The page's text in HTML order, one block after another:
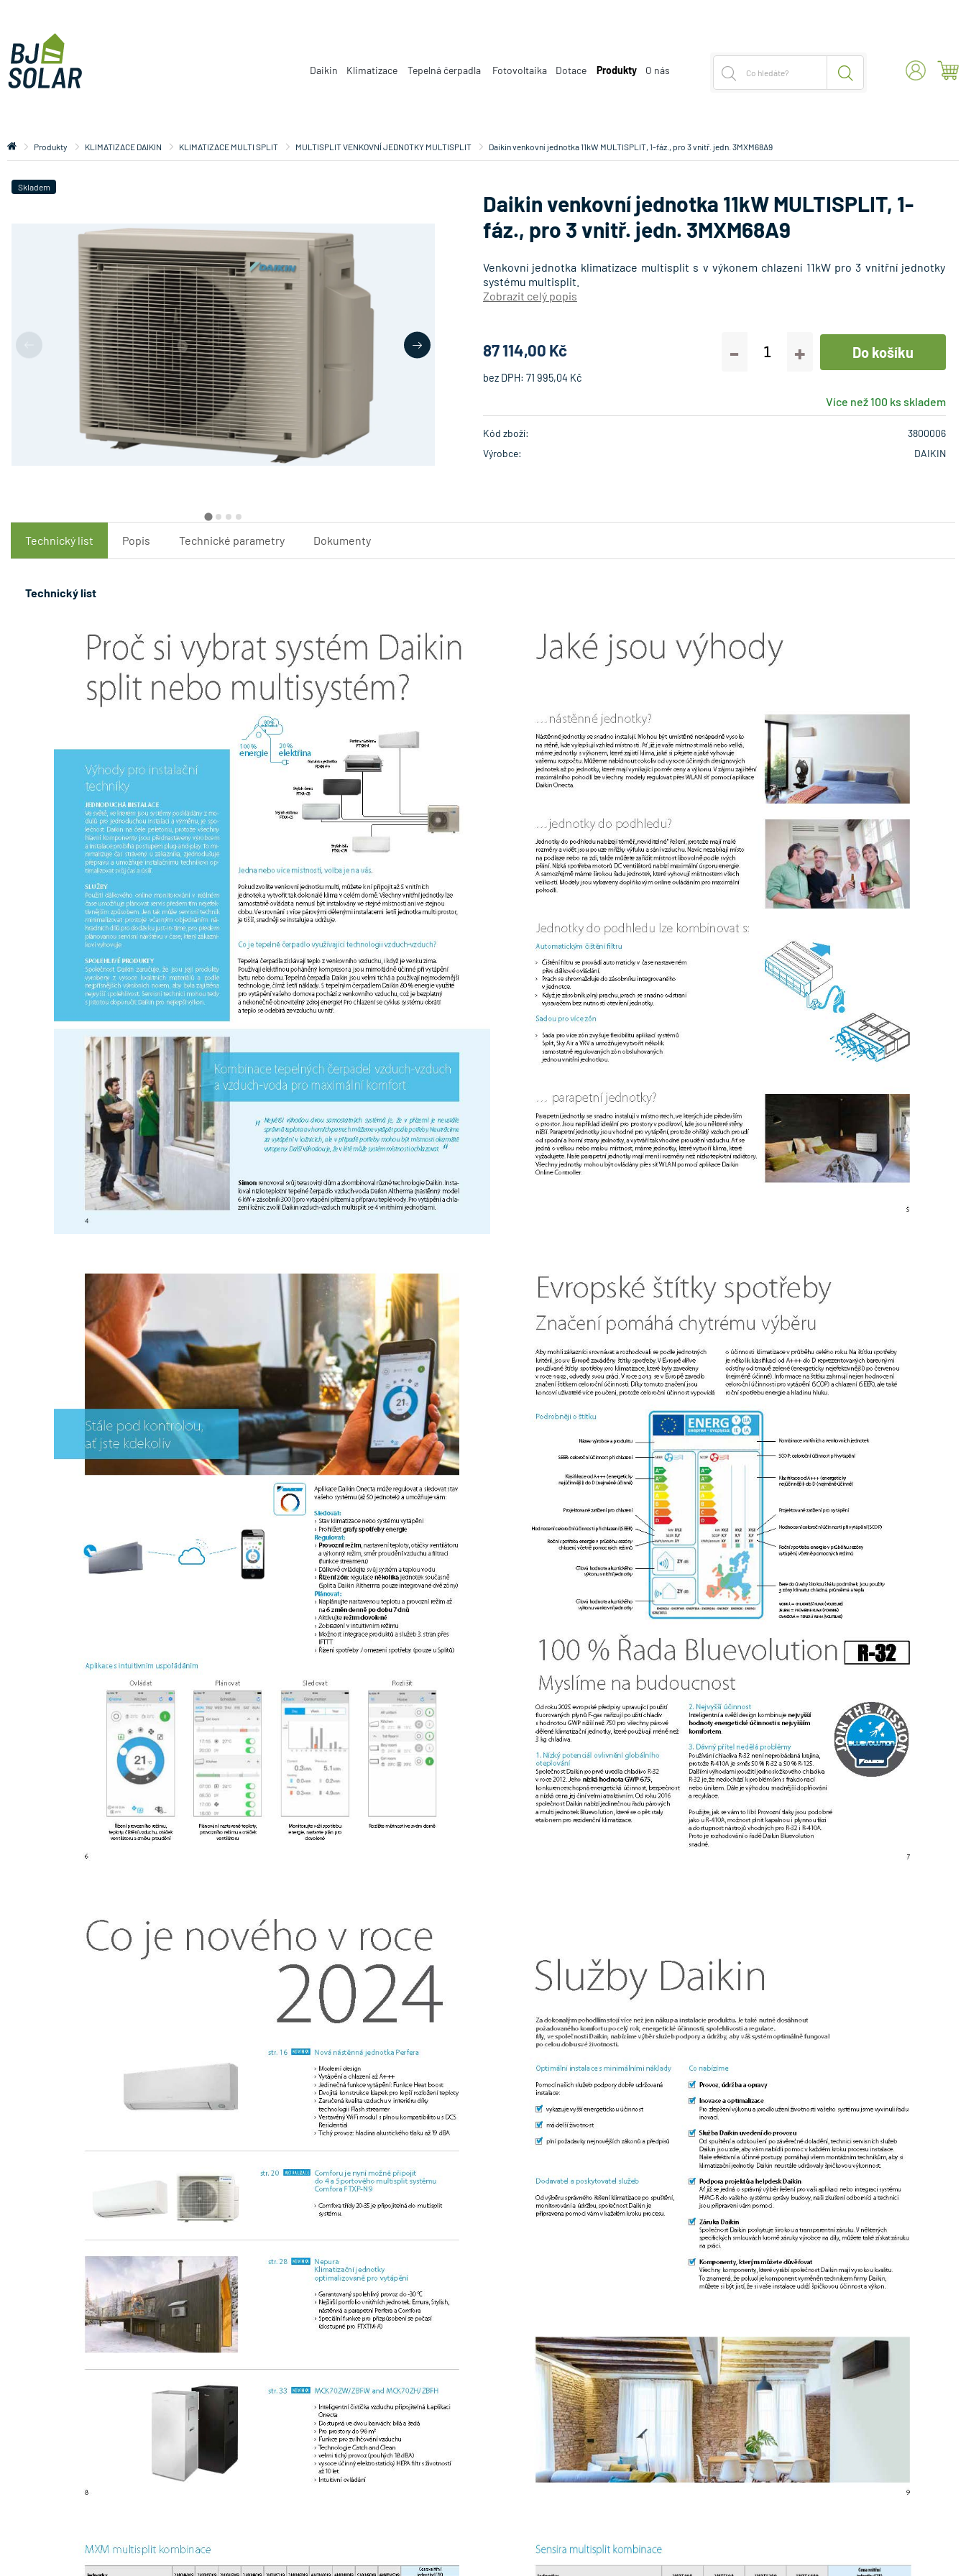
Skladem
Daikin venkovní jednotka 11kW MULTISPLIT, 1-
fáz., pro 3 vnitř. jedn. 3MXM68A9
Venkovní jednotka klimatizace multisplit s v výkonem chlazení 11kW pro 3 vnitřní jednotky
systému multisplit.
Zobrazit celý popis
87 114,00 Kč
bez DPH: 71 995,04 Kč
- +
Více než 100 ks skladem
Kód zboží:
3800006
Výrobce:
DAIKIN
Technický list Popis Technické parametry Dokumenty
Technický list
Produkty KLIMATIZACE DAIKIN KLIMATIZACE MULTI SPLIT MULTISPLIT VENKOVNÍ JEDNOTKY MULTISPLIT Daikin venkovní jednotka 11kW MULTISPLIT, 1-fáz., pro 3 vnitř. jedn. 3MXM68A9
Daikin Klimatizace Tepelná čerpadla Fotovoltaika Dotace Produkty O nás